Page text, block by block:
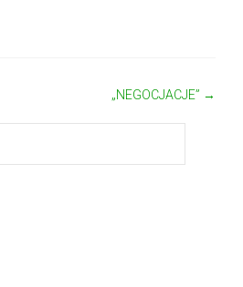
„NEGOCJACJE” →